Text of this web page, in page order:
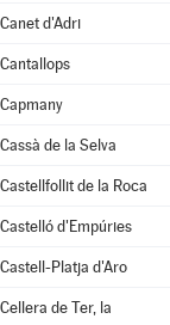
Canet d'Adri
Cantallops
Capmany
Cassà de la Selva
Castellfollit de la Roca
Castelló d'Empúries
Castell-Platja d'Aro
Cellera de Ter, la